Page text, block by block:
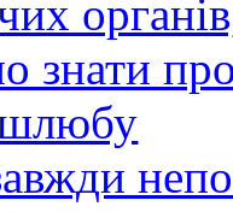
знати
шлюбу